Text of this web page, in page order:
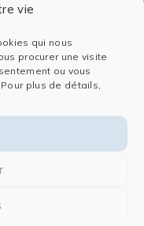
vie
qui nous
procurer une visite
ou vous
plus de détails,